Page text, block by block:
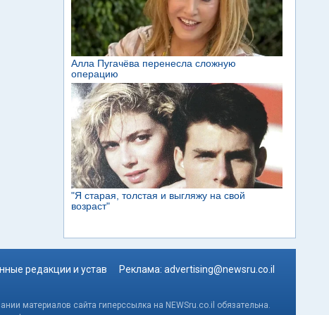
редакции и устав Реклама: advertising@newsru.co.il
материалов сайта гиперссылка на NEWSru.co.il обязательна.